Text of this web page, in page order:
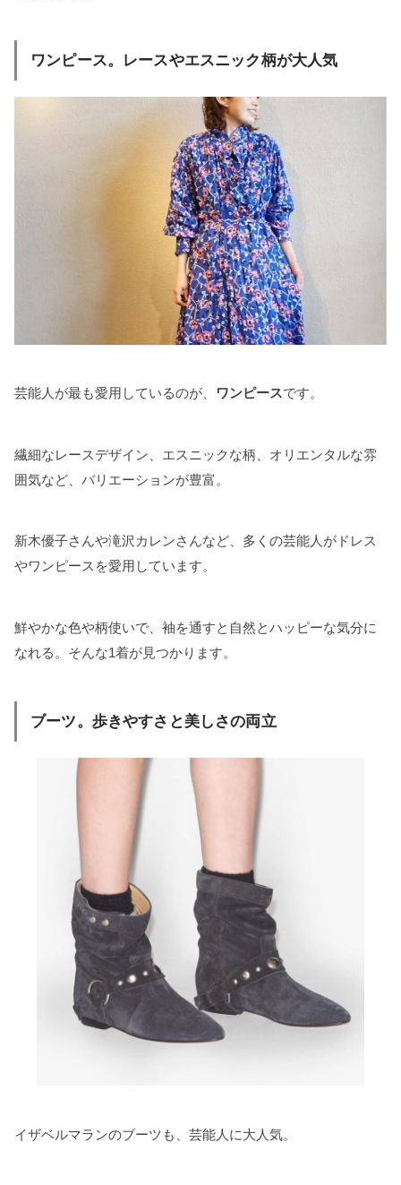
ワンピース。レースやエスニック柄が大人気
芸能人が最も愛用しているのが、 ワンピースです。
繊細なレースデザイン、エスニックな柄、オリエンタルな雰
囲気など、バリエーションが豊富。
新木優子さんや滝沢カレンさんなど、多くの芸能人がドレス
やワンピースを愛用しています。
鮮やかな色や柄使いで、袖を通すと自然とハッピーな気分に
なれる。そんな1着が見つかります。
ブーツ。歩きやすさと美しさの両立
イザベルマランのブーツも、芸能人に大人気。